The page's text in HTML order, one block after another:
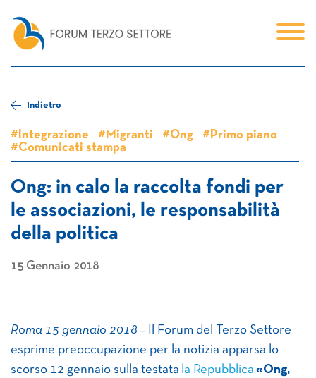
Indietro
#Integrazione #Migranti #Ong
#Primo piano
#Comunicati stampa
Ong: in calo la raccolta fondi per
le associazioni, le responsabilità
della politica
15 Gennaio 2018
Roma 15 gennaio 2018 –
Il Forum del Terzo Settore
esprime preoccupazione per la notizia apparsa lo
scorso 12 gennaio sulla testata la Repubblica «Ong,